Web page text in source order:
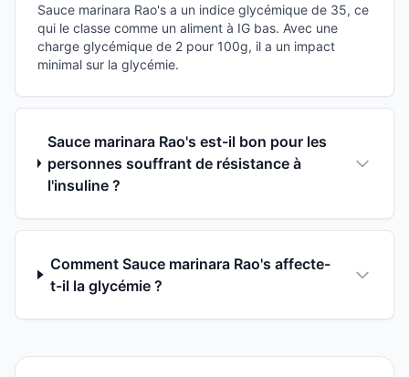
Sauce marinara Rao's a un indice glycémique de 35, ce
qui le classe comme un aliment à IG bas. Avec une
charge glycémique de 2 pour 100g, il a un impact
minimal sur la glycémie.
Sauce marinara Rao's est-il bon pour les
personnes souffrant de résistance à
l'insuline ?
Comment Sauce marinara Rao's affecte-
t-il la glycémie ?